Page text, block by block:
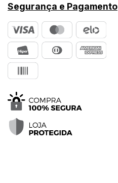
Segurança e Pagamento